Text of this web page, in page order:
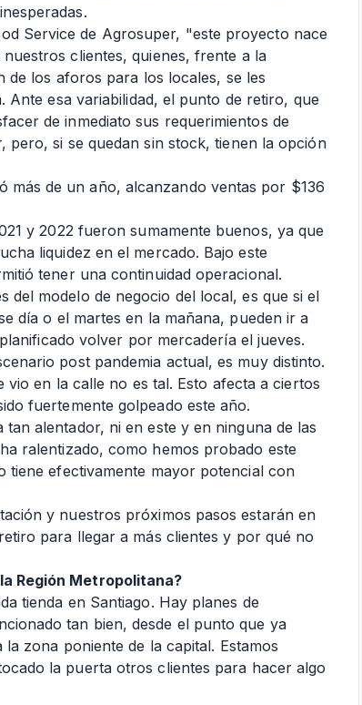
Service de Agrosuper, "este proyecto nace
clientes, quienes, frente a la
de los aforos para los locales, se les
esa variabilidad, el punto de retiro, que
de inmediato sus requerimientos de
pero, si se quedan sin stock, tienen la opción
de un año, alcanzando ventas por $136
y 2022 fueron sumamente buenos, ya que
liquidez en el mercado. Bajo este
tener una continuidad operacional.
modelo de negocio del local, es que si el
día o el martes en la mañana, pueden ir a
volver por mercadería el jueves.
post pandemia actual, es muy distinto.
en la calle no es tal. Esto afecta a ciertos
fuertemente golpeado este año.
alentador, ni en este y en ninguna de las
ralentizado, como hemos probado este
tiene efectivamente mayor potencial con
y nuestros próximos pasos estarán en
para llegar a más clientes y por qué no
Región Metropolitana?
tienda en Santiago. Hay planes de
tan bien, desde el punto que ya
zona poniente de la capital. Estamos
la puerta otros clientes para hacer algo